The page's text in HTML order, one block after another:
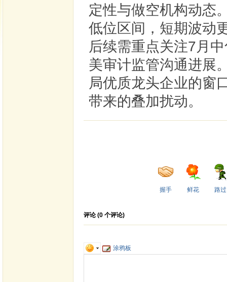
定性与做空机构动态
低位区间，短期波动
后续需重点关注7月
美审计监管沟通进展
局优质龙头企业的窗
带来的叠加扰动。
握手 鲜花 路过
评论 (0 个评论)
涂鸦板